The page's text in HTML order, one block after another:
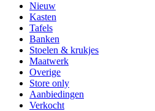
Nieuw
Kasten
Tafels
Banken
Stoelen & krukjes
Maatwerk
Overige
Store only
Aanbiedingen
Verkocht